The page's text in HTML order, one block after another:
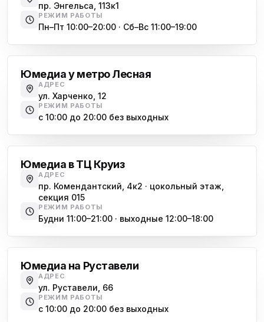
пр. Энгельса, 113к1
РЕЖИМ РАБОТЫ
Пн–Пт 10:00–20:00 · Сб–Вс 11:00–19:00
Юмедиа у метро Лесная
АДРЕС
ул. Харченко, 12
РЕЖИМ РАБОТЫ
с 10:00 до 20:00 без выходных
Юмедиа в ТЦ Круиз
АДРЕС
пр. Комендантский, 4к2 · цокольный этаж,
секция 015
РЕЖИМ РАБОТЫ
Будни 11:00–21:00 · выходные 12:00–18:00
Юмедиа на Руставели
АДРЕС
ул. Руставели, 66
РЕЖИМ РАБОТЫ
с 10:00 до 20:00 без выходных